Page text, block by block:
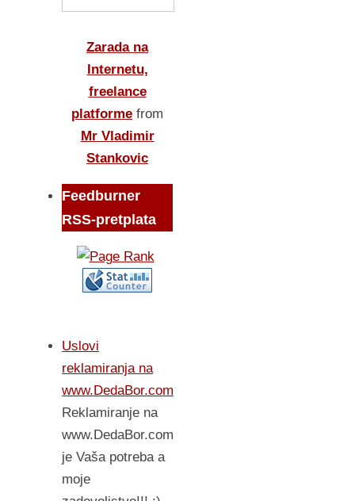
Zarada na
Internetu,
freelance
platforme from
Mr Vladimir
Stankovic
Feedburner
RSS-pretplata
Uslovi
reklamiranja na
www.DedaBor.com
Reklamiranje na
www.DedaBor.com
je Vaša potreba a
moje